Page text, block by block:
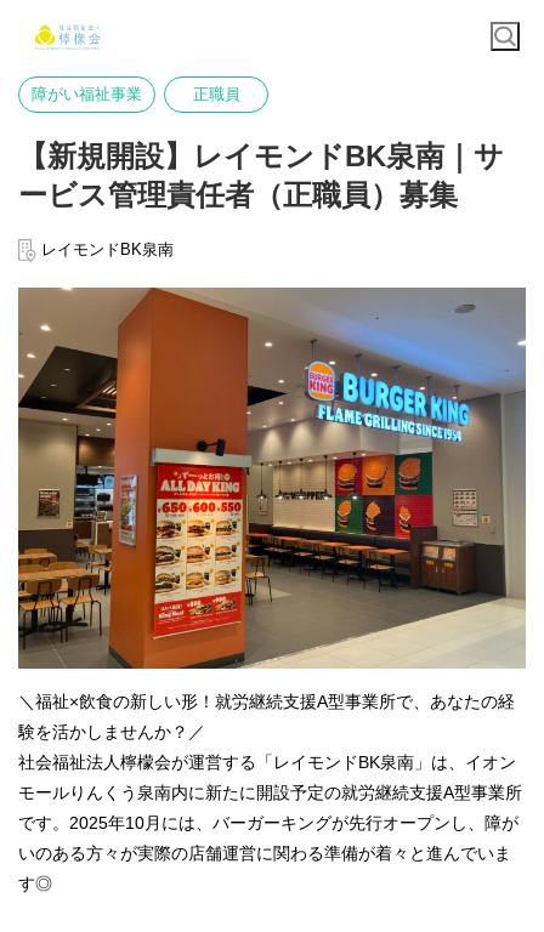
障がい福祉事業 正職員
【新規開設】レイモンドBK泉南｜サ
ービス管理責任者（正職員）募集
レイモンドBK泉南
＼福祉×飲食の新しい形！就労継続支援A型事業所で、あなたの経
験を活かしませんか？／
社会福祉法人檸檬会が運営する「レイモンドBK泉南」は、イオン
モールりんくう泉南内に新たに開設予定の就労継続支援A型事業所
です。2025年10月には、バーガーキングが先行オープンし、障が
いのある方々が実際の店舗運営に関わる準備が着々と進んでいま
す◎